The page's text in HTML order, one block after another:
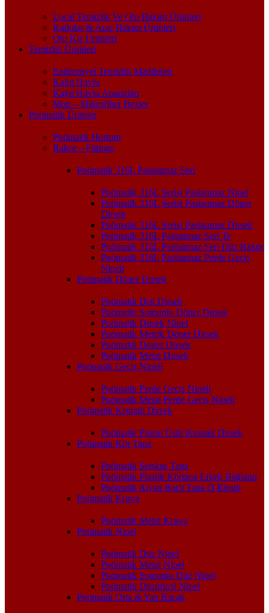
Local Temizlik Ve Oto Bakım Ürünleri
Katkılar & Araç Bakım Ürünleri
Oto Kış Ürünleri
Temizlik Ürünleri
Endüstriyel Temizlik Maddeleri
Kağıt Havlu
Kağıt Havlu Aparatları
Mop – Mikrofiber Bezler
Pnömatik Ürünler
Pnömatik Hortum
Rakor – Fittings
Pnömatik 316L Paslanmaz Seri
Pnömatik 316L Serisi Paslanmaz Nipel
Pnömatik 316L Serisi Paslanmaz Döner
Dirsek
Pnömatik 316L Serisi Paslanmaz Dirsek
Pnömatik 316L Paslanmaz Seri Te
Pnömatik 316L Paslanmaz Seri Düz Rakor
Pnömatik 316L Paslanmaz Perde Geçiş
Nipeli
Pnömatik Döner Dirsek
Pnömatik Dişi Dirsek
Pnömatik Somunlu Döner Dirsek
Pnömatik Dirsek Nipel
Pnömatik Metrik Döner Dirsek
Pnömatik Döner Dirsek
Pnömatik Metal Dirsek
Pnömatik Geçiş Nipeli
Pnömatik Perde Geçiş Nipeli
Pnömatik Metal Perde Geçiş Nipeli
Pnömatik Kısmalı Dirsek
Pnömatik Piston Üstü Kısmalı Dirsek
Pnömatik Kör Tapa
Pnömatik Setskur Tapa
Pnömatik Plastik Körtapa Erkek Bağlantı
Pnömatik Alyan Başlı Tapa O-Ringli
Pnömatik Kruva
Pnömatik Metal Kruva
Pnömatik Nipel
Pnömatik Düz Nipel
Pnömatik Metal Nipel
Pnömatik Somunlu Düz Nipel
Pnömatik Düşürücü Nipel
Pnömatik Orta & Yan Bacak